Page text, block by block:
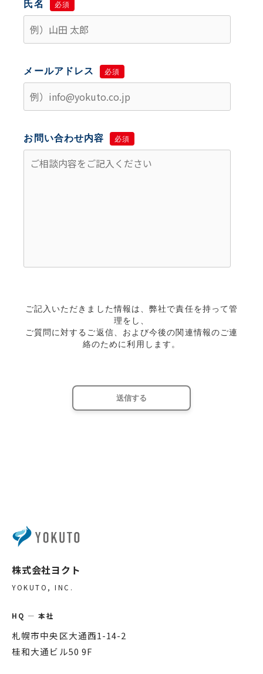
氏名 必須
メールアドレス 必須
お問い合わせ内容 必須
ご記入いただきました情報は、弊社で責任を持って管
理をし、
ご質問に対するご返信、および今後の関連情報のご連
絡のために利用します。
株式会社ヨクト
YOKUTO, INC.
HQ — 本社
札幌市中央区大通西1-14-2
桂和大通ビル50 9F